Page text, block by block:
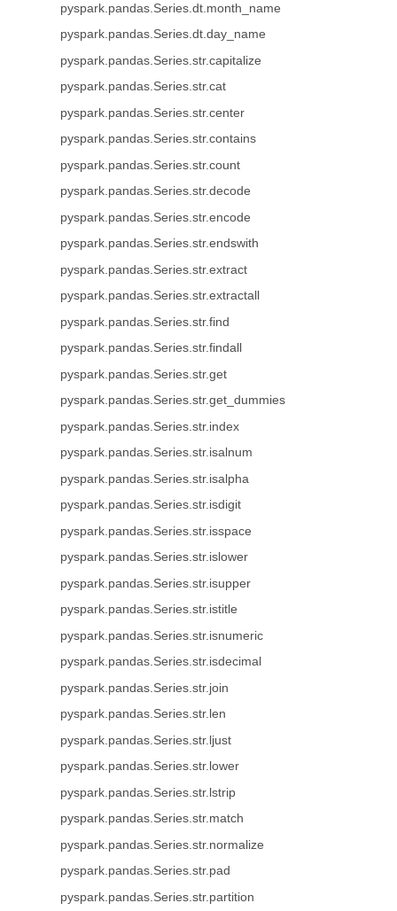
pyspark.pandas.Series.dt.month_name
pyspark.pandas.Series.dt.day_name
pyspark.pandas.Series.str.capitalize
pyspark.pandas.Series.str.cat
pyspark.pandas.Series.str.center
pyspark.pandas.Series.str.contains
pyspark.pandas.Series.str.count
pyspark.pandas.Series.str.decode
pyspark.pandas.Series.str.encode
pyspark.pandas.Series.str.endswith
pyspark.pandas.Series.str.extract
pyspark.pandas.Series.str.extractall
pyspark.pandas.Series.str.find
pyspark.pandas.Series.str.findall
pyspark.pandas.Series.str.get
pyspark.pandas.Series.str.get_dummies
pyspark.pandas.Series.str.index
pyspark.pandas.Series.str.isalnum
pyspark.pandas.Series.str.isalpha
pyspark.pandas.Series.str.isdigit
pyspark.pandas.Series.str.isspace
pyspark.pandas.Series.str.islower
pyspark.pandas.Series.str.isupper
pyspark.pandas.Series.str.istitle
pyspark.pandas.Series.str.isnumeric
pyspark.pandas.Series.str.isdecimal
pyspark.pandas.Series.str.join
pyspark.pandas.Series.str.len
pyspark.pandas.Series.str.ljust
pyspark.pandas.Series.str.lower
pyspark.pandas.Series.str.lstrip
pyspark.pandas.Series.str.match
pyspark.pandas.Series.str.normalize
pyspark.pandas.Series.str.pad
pyspark.pandas.Series.str.partition